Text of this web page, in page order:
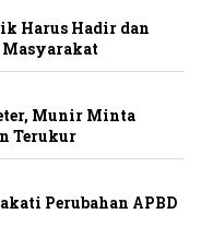
Harus Hadir dan
Masyarakat
Munir Minta
Terukur
Perubahan APBD